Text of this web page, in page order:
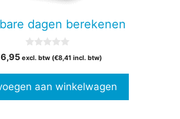
dagen berekenen
v
5
6,95 excl. btw (€8,41 incl. btw)
aan winkelwagen